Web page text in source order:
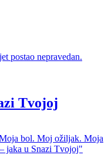
postao nepravedan.
Tvojoj
bol. Moj ožiljak. Moja
jaka u Snazi Tvojoj"